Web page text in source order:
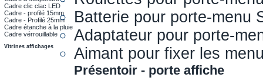
Cadre clic clac LED
Cadre - profilé 15mm
Cadre - Profilé 25mm
Cadre étanche à la pluie
Cadre vérrouillable
Vitrines affichages
Batterie pour porte-menu
Adaptateur pour porte-
Aimant pour fixer les
Présentoir - porte affiche